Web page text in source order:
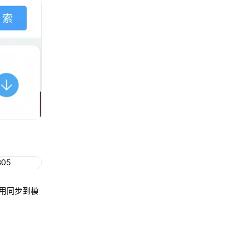
同步到模